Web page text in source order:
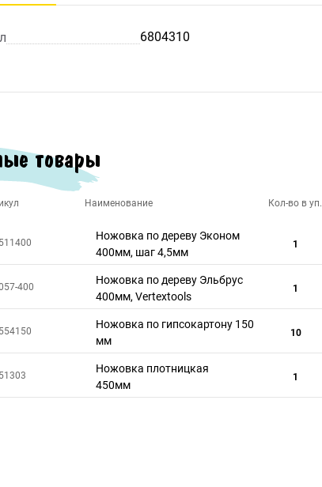
6804310
товары
Наименование Кол-во в уп.
Ножовка по дереву Эконом
400мм, шаг 4,5мм
1
400
Ножовка по дереву Эльбрус
400мм, Vertextools
1
Ножовка по гипсокартону 150
мм
10
Ножовка плотницкая
450мм
1